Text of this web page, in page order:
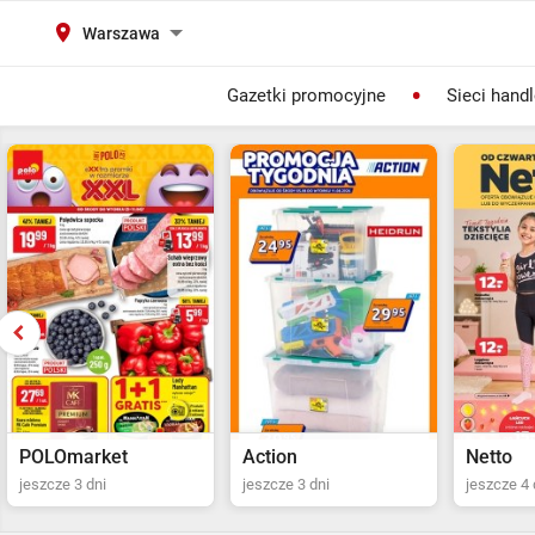
Warszawa
Gazetki promocyjne Sieci
Action
jeszcze 3 dni
Netto
jeszcze 4 dni Ostatni